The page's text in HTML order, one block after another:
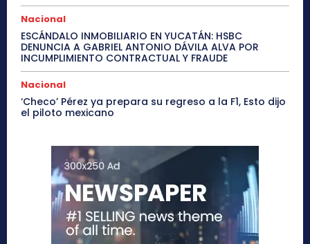
Nacional
ESCÁNDALO INMOBILIARIO EN YUCATÁN: HSBC
DENUNCIA A GABRIEL ANTONIO DÁVILA ALVA POR
INCUMPLIMIENTO CONTRACTUAL Y FRAUDE
Nacional
‘Checo’ Pérez ya prepara su regreso a la F1, Esto dijo
el piloto mexicano